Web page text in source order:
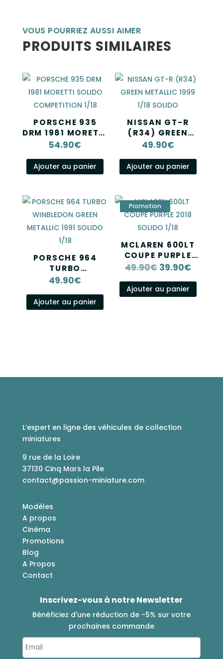
VOUS POURRIEZ AUSSI AIMER
PRODUITS SIMILAIRES
PORSCHE 935
DRM 1981 MORETTI
SOLIDO
1/18
54.90€
Ajouter au panier
NISSAN GT-R
(R34) GREEN
METALLIC 1999
49.90€
Ajouter au panier
PORSCHE 964
TURBO
WINBLEDON
1991 SOLIDO 1/18
49.90€
Ajouter au panier
MCLAREN 600LT
COUPE PURPLE
2018 SOLIDO 1/18
49.90€ Le
prix
initial
39.90€Le
prix
Ajouter au panier
L’expert en ligne des véhicules de collection
miniatures
9 rue de la Loire
37130 Cinq Mars la Pile
contact@passion-miniature.com
Modèles
A propos
Cinéma
Promotions
Blog
A Propos
Contact
Inscrivez-vous à notre Newsletter
Bénéficiez d'une réduction de -5% sur votre
prochaines commande